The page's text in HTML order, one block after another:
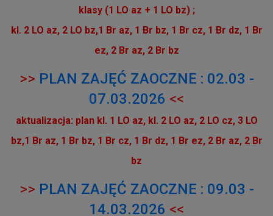
klasy (1 LO az + 1 LO bz) ;
kl. 2 LO az, 2 LO bz,1 Br az, 1 Br bz, 1 Br cz, 1 Br dz, 1 Br
ez, 2 Br az, 2 Br bz
>> PLAN ZAJĘĆ ZAOCZNE : 02.03 -
07.03.2026 <<
aktualizacja: plan kl. 1 LO az, kl. 2 LO az, 2 LO cz, 3 LO
bz,1 Br az, 1 Br bz, 1 Br cz, 1 Br dz, 1 Br ez, 2 Br az, 2 Br
bz
>> PLAN ZAJĘĆ ZAOCZNE : 09.03 -
14.03.2026 <<